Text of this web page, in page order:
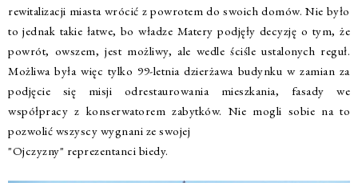
rewitalizacji miasta wrócić z powrotem do swoich domów. Nie było
to jednak takie łatwe, bo władze Matery podjęły decyzję o tym, że
powrót, owszem, jest możliwy, ale wedle ściśle ustalonych reguł.
Możliwa była więc tylko 99-letnia dzierżawa budynku w zamian za
podjęcie się misji odrestaurowania mieszkania, fasady we
współpracy z konserwatorem zabytków. Nie mogli sobie na to
pozwolić wszyscy wygnani ze swojej
"Ojczyzny" reprezentanci biedy.